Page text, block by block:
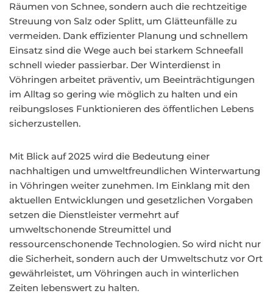
Räumen von Schnee, sondern auch die rechtzeitige
Streuung von Salz oder Splitt, um Glätteunfälle zu
vermeiden. Dank effizienter Planung und schnellem
Einsatz sind die Wege auch bei starkem Schneefall
schnell wieder passierbar. Der Winterdienst in
Vöhringen arbeitet präventiv, um Beeinträchtigungen
im Alltag so gering wie möglich zu halten und ein
reibungsloses Funktionieren des öffentlichen Lebens
sicherzustellen.
Mit Blick auf 2025 wird die Bedeutung einer
nachhaltigen und umweltfreundlichen Winterwartung
in Vöhringen weiter zunehmen. Im Einklang mit den
aktuellen Entwicklungen und gesetzlichen Vorgaben
setzen die Dienstleister vermehrt auf
umweltschonende Streumittel und
ressourcenschonende Technologien. So wird nicht nur
die Sicherheit, sondern auch der Umweltschutz vor Ort
gewährleistet, um Vöhringen auch in winterlichen
Zeiten lebenswert zu halten.